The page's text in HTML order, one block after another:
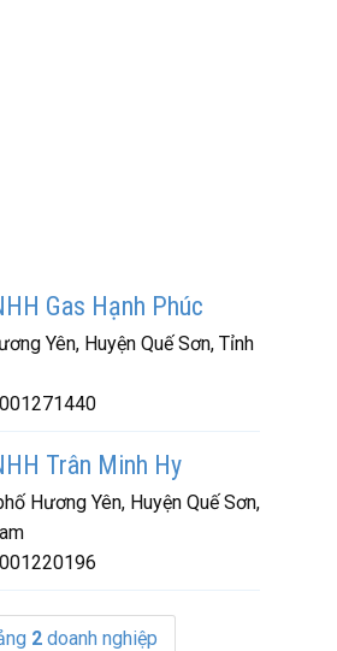
Gas Hạnh Phúc
Yên, Huyện Quế Sơn, Tỉnh
Trân Minh Hy
Hương Yên, Huyện Quế Sơn,
2 doanh nghiệp